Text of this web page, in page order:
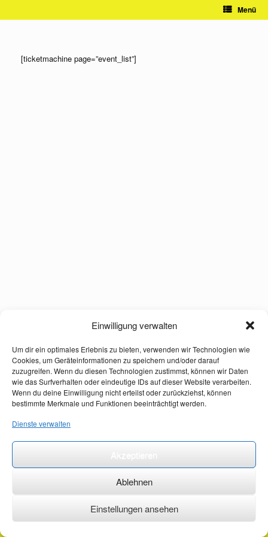
Einwilligung verwalten
Um dir ein optimales Erlebnis zu bieten, verwenden wir Technologien wie
Cookies, um Geräteinformationen zu speichern und/oder darauf
zuzugreifen. Wenn du diesen Technologien zustimmst, können wir Daten
wie das Surfverhalten oder eindeutige IDs auf dieser Website verarbeiten.
Wenn du deine Einwilligung nicht erteilst oder zurückziehst, können
bestimmte Merkmale und Funktionen beeinträchtigt werden.
Dienste verwalten
Ablehnen
Einstellungen ansehen
Menü
[ticketmachine page=”event_list”]
©2026 ·erstehilfekurs-mauch.de ·AGB ·Datenschutzerklärung ·Impressum ·